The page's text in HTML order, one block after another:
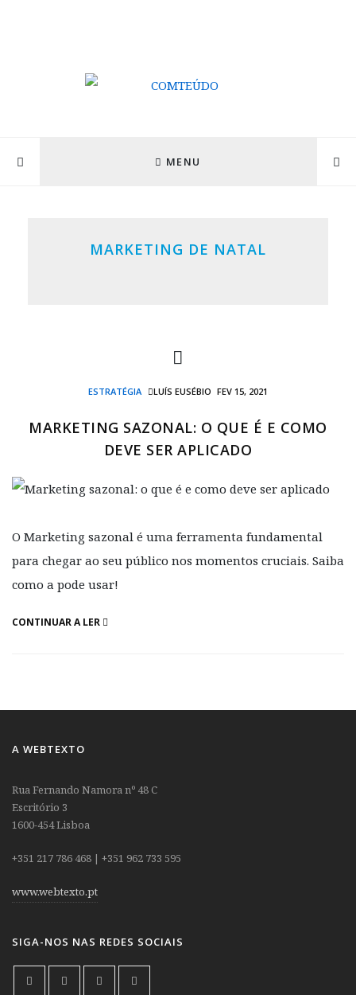
MENU
MARKETING DE NATAL
ESTRATÉGIA LUÍS EUSÉBIO FEV 15, 2021
MARKETING SAZONAL: O QUE É E COMO
DEVE SER APLICADO
O Marketing sazonal é uma ferramenta fundamental
para chegar ao seu público nos momentos cruciais. Saiba
como a pode usar!
CONTINUAR A LER
A WEBTEXTO
Rua Fernando Namora nº 48 C
Escritório 3
1600-454 Lisboa
+351 217 786 468 | +351 962 733 595
www.webtexto.pt
SIGA-NOS NAS REDES SOCIAIS